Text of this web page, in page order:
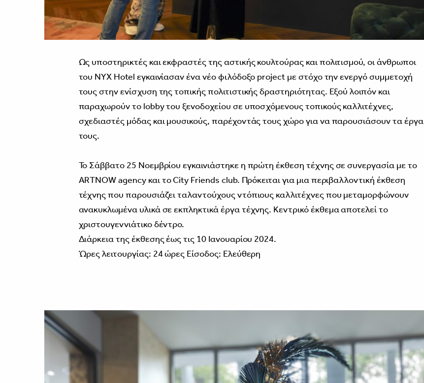
Ως υποστηρικτές και εκφραστές της αστικής κουλτούρας και πολιτισμού, οι άνθρωποι
του NYX Hotel εγκαινίασαν ένα νέο φιλόδοξο project με στόχο την ενεργό συμμετοχή
τους στην ενίσχυση της τοπικής πολιτιστικής δραστηριότητας. Εξού λοιπόν και
παραχωρούν το lobby του ξενοδοχείου σε υποσχόμενους τοπικούς καλλιτέχνες,
σχεδιαστές μόδας και μουσικούς, παρέχοντάς τους χώρο για να παρουσιάσουν τα έργα
τους.
Το Σάββατο 25 Νοεμβρίου εγκαινιάστηκε η πρώτη έκθεση τέχνης σε συνεργασία με το
ARTNOW agency και το City Friends club. Πρόκειται για μια περιβαλλοντική έκθεση
τέχνης που παρουσιάζει ταλαντούχους ντόπιους καλλιτέχνες που μεταμορφώνουν
ανακυκλωμένα υλικά σε εκπληκτικά έργα τέχνης. Κεντρικό έκθεμα αποτελεί το
χριστουγεννιάτικο δέντρο.
Διάρκεια της έκθεσης έως τις 10 Ιανουαρίου 2024.
Ώρες λειτουργίας: 24 ώρες Είσοδος: Ελεύθερη